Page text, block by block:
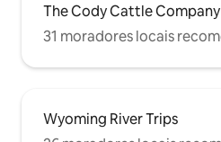
The Cody Cattle Company
31 moradores locais
Wyoming River Trips